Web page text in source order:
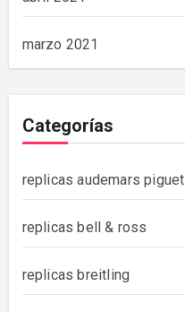
marzo 2021
Categorías
replicas audemars piguet
replicas bell & ross
replicas breitling